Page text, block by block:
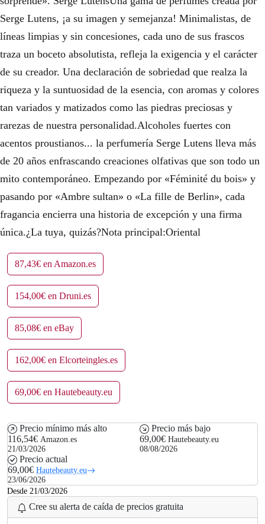
Serge Lutens, ¡a su imagen y semejanza! Minimalistas, de
líneas limpias y sin concesiones, cada uno de sus frascos
traza un boceto absolutista, refleja la exigencia y el carácter
de su creador. Una declaración de sobriedad que realza la
riqueza y la suntuosidad de la esencia, con aromas y colores
tan variados y matizados como las piedras preciosas y
rarezas de nuestra personalidad.Alcoholes fuertes con
acentos proustianos... la perfumería Serge Lutens lleva más
de 20 años enfrascando creaciones olfativas que son todo un
mito contemporáneo. Empezando por «Féminité du bois» y
pasando por «Ambre sultan» o «La fille de Berlin», cada
fragancia encierra una historia de excepción y una firma
única.¿La tuya, quizás?Nota principal:Oriental
87,43€ en Amazon.es
154,00€ en Druni.es
85,08€ en eBay
162,00€ en Elcorteingles.es
69,00€ en Hautebeauty.eu
Precio mínimo más alto
116,54€ Amazon.es
21/03/2026
Precio más bajo
69,00€ Hautebeauty.eu
08/08/2026
Precio actual
69,00€ Hautebeauty.eu
23/06/2026
Desde 21/03/2026
Cree su alerta de caída de precios gratuita